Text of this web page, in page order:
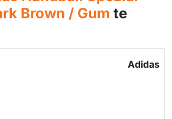
Brown / Gum te
Adidas